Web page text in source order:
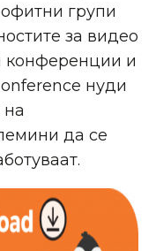
групи
за видео
конференции и
нуди
да се